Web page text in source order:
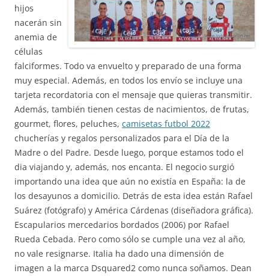
hijos
nacerán sin
anemia de
células
falciformes. Todo va envuelto y preparado de una forma
muy especial. Además, en todos los envío se incluye una
tarjeta recordatoria con el mensaje que quieras transmitir.
Además, también tienen cestas de nacimientos, de frutas,
gourmet, flores, peluches, camisetas futbol 2022
chucherías y regalos personalizados para el Día de la
Madre o del Padre. Desde luego, porque estamos todo el
dia viajando y, además, nos encanta. El negocio surgió
importando una idea que aún no existía en España: la de
los desayunos a domicilio. Detrás de esta idea están Rafael
Suárez (fotógrafo) y América Cárdenas (diseñadora gráfica).
Escapularios mercedarios bordados (2006) por Rafael
Rueda Cebada. Pero como sólo se cumple una vez al año,
no vale resignarse. Italia ha dado una dimensión de
imagen a la marca Dsquared2 como nunca soñamos. Dean